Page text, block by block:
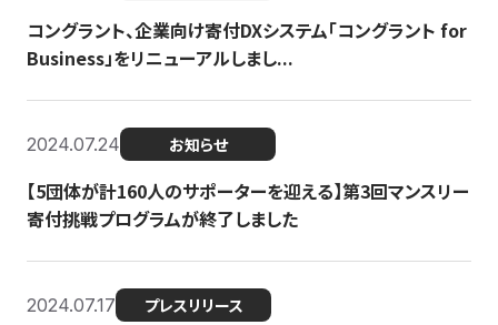
コングラント、企業向け寄付DXシステム「コングラント for
Business」をリニューアルしまし...
2024.07.24 お知らせ
【5団体が計160人のサポーターを迎える】​​第3回マンスリー
寄付挑戦プログラムが終了しました
2024.07.17 プレスリリース